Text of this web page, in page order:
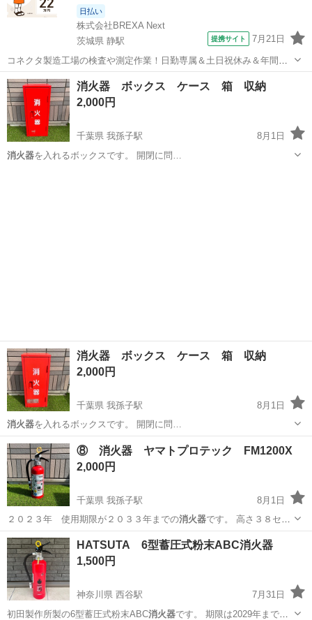
日払い
株式会社BREXA Next
茨城県 静駅
提携サイト 7月21日
コネクタ製造工場の検査や測定作業！日勤専属＆土日祝休み＆年間休
日128日★クリーンルーム内作業★マイカー通勤OK＆無料駐車場あり
★就業先食堂利用可！日払い制度あり！《茨城県常陸大宮市》 人気の
工場のお仕事 ◇コネクタ製造工...
茨城 常陸大宮市 静駅
消火器 ボックス ケース 箱 収納
2,000円
千葉県 我孫子駅
8月1日
消火器
を入れるボックスです。 開閉に問…
消火器 ボックス ケース 箱 収納
2,000円
千葉県 我孫子駅
8月1日
消火器
を入れるボックスです。 開閉に問…
千葉 柏市 我孫子駅 その他 消火器
⑧ 消火器 ヤマトプロテック FM1200X
2,000円
千葉県 我孫子駅
8月1日
２０２３年 使用期限が２０３３年までの消火器です。 高さ３８セン
チ 横１８セン…
千葉 柏市 その他 消火器
HATSUTA 6型蓄圧式粉末ABC消火器
1,500円
神奈川県 西谷駅
7月31日
初田製作所製の6型蓄圧式粉末ABC消火器です。 期限は2029年までで